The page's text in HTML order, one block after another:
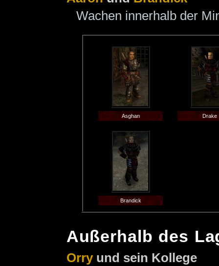
Wachen innerhalb der
Asghan Drake
Brandick
Außerhalb des
Orryund sein Kollege